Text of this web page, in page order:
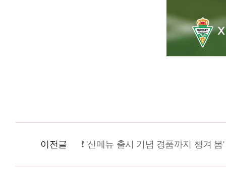
이전글 ❗ '신메뉴 출시 기념 경품까지 챙겨